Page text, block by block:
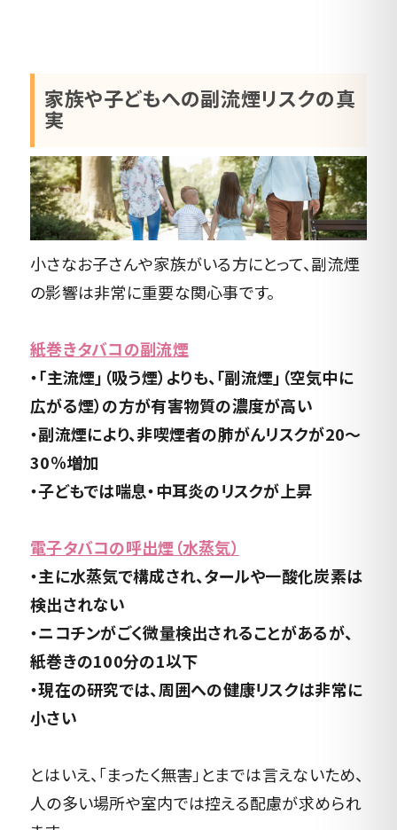
家族や子どもへの副流煙リスクの真
実
小さなお子さんや家族がいる方にとって、副流煙
の影響は非常に重要な関心事です。
紙巻きタバコの副流煙
・「主流煙」（吸う煙）よりも、「副流煙」（空気中に
広がる煙）の方が有害物質の濃度が高い
・副流煙により、非喫煙者の肺がんリスクが20〜
30％増加
・子どもでは喘息・中耳炎のリスクが上昇
電子タバコの呼出煙（水蒸気）
・主に水蒸気で構成され、タールや一酸化炭素は
検出されない
・ニコチンがごく微量検出されることがあるが、
紙巻きの100分の1以下
・現在の研究では、周囲への健康リスクは非常に
小さい
とはいえ、「まったく無害」とまでは言えないため、
人の多い場所や室内では控える配慮が求められ